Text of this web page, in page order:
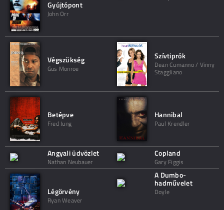
Gyújtópont
John Orr
Végszükség
Gus Monroe
Szívtiprók
Dean Cumanno / Vinny
Staggliano
Betépve
Fred Jung
Hannibal
Paul Krendler
Angyali üdvözlet
Nathan Neubauer
Copland
Gary Figgis
Légörvény
Ryan Weaver
A Dumbo-
hadművelet
Doyle